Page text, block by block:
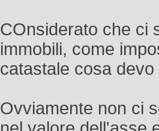
COnsiderato che ci
immobili, come
catastale cosa
Ovviamente non ci